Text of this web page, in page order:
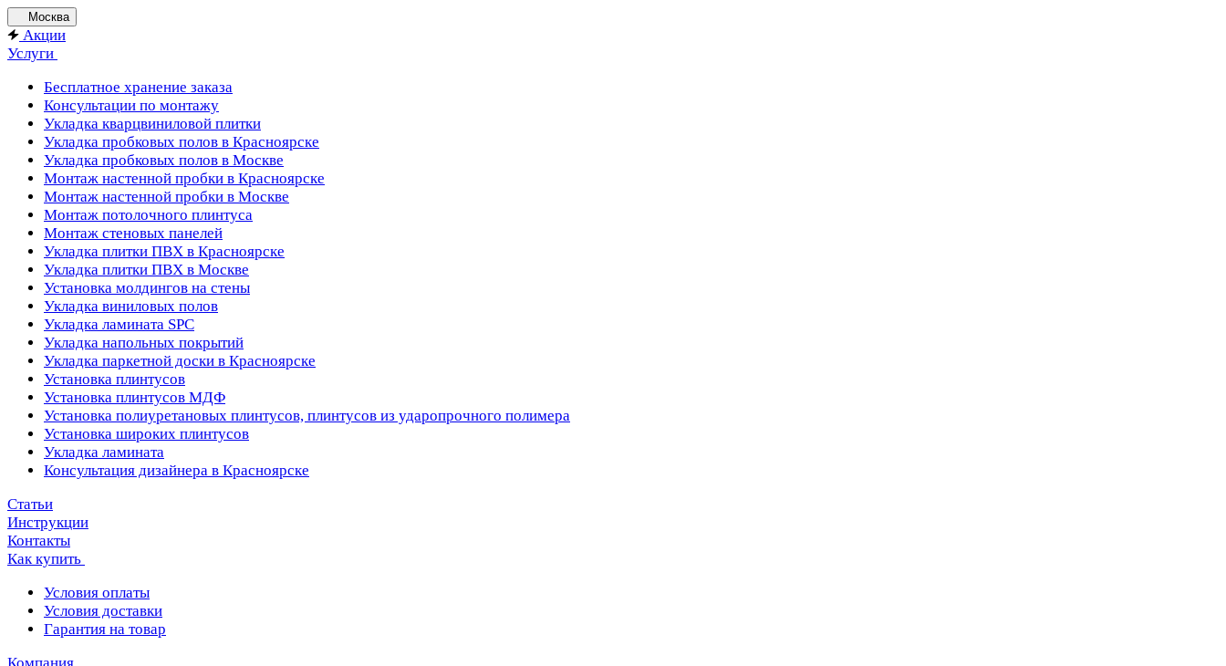
Москва
Акции
Услуги
Бесплатное хранение заказа
Консультации по монтажу
Укладка кварцвиниловой плитки
Укладка пробковых полов в Красноярске
Укладка пробковых полов в Москве
Монтаж настенной пробки в Красноярске
Монтаж настенной пробки в Москве
Монтаж потолочного плинтуса
Монтаж стеновых панелей
Укладка плитки ПВХ в Красноярске
Укладка плитки ПВХ в Москве
Установка молдингов на стены
Укладка виниловых полов
Укладка ламината SPC
Укладка напольных покрытий
Укладка паркетной доски в Красноярске
Установка плинтусов
Установка плинтусов МДФ
Установка полиуретановых плинтусов, плинтусов из ударопрочного полимера
Установка широких плинтусов
Укладка ламината
Консультация дизайнера в Красноярске
Статьи
Инструкции
Контакты
Как купить
Условия оплаты
Условия доставки
Гарантия на товар